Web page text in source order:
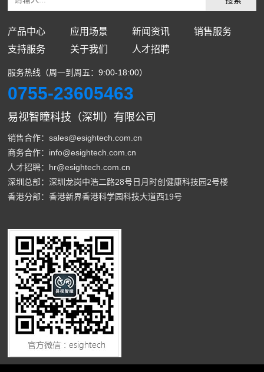
产品中心 应用场景 新闻资讯
销售服务
支持服务
关于我们 人才招聘
服务热线（周一到周五：9:00-18:00）
0755-23605463
易视智瞳科技（深圳）有限公司
销售合作：sales@esightech.com.cn
商务合作：info@esightech.com.cn
人才招聘：hr@esightech.com.cn
深圳总部：深圳龙岗中浩二路28号日月时创健康科技园2号楼
香港分部：香港新界香港科学园科技大道西19号